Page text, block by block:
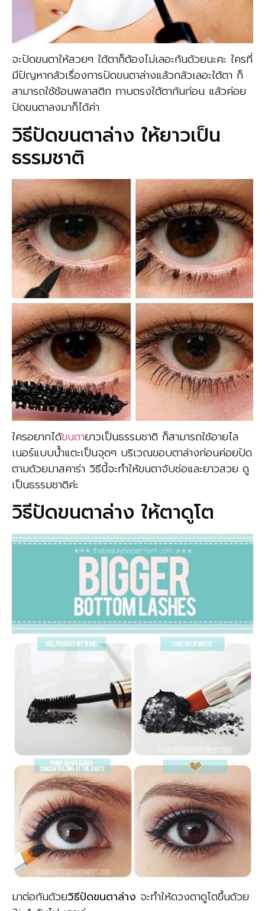
จะปัดขนตาให้สวยๆ ใต้ตาก็ต้องไม่เลอะกันด้วยนะคะ ใครที่
มีปัญหากลัวเรื่องการปัดขนตาล่างแล้วกลัวเลอะใต้ตา ก็
สามารถใช้ช้อนพลาสติก ทาบตรงใต้ตากันก่อน แล้วค่อย
ปัดขนตาลงมาก็ได้ค่า
วิธีปัดขนตาล่าง ให้ยาวเป็น
ธรรมชาติ
ใครอยากได้ขนตายาวเป็นธรรมชาติ ก็สามารถใช้อายไล
เนอร์แบบน้ำแตะเป็นจุดๆ บริเวณขอบตาล่างก่อนค่อยปัด
ตามด้วยมาสคาร่า วิธีนี้จะทำให้ขนตาจับช่อและยาวสวย ดู
เป็นธรรมชาติค่ะ
วิธีปัดขนตาล่าง ให้ตาดูโต
มาต่อกันด้วยวิธีปัดขนตาล่าง จะทำให้ดวงตาดูโตขึ้นด้วย